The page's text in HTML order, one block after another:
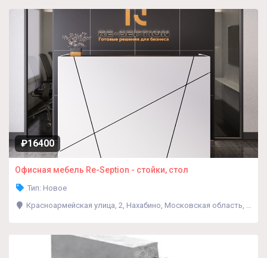
₽16400
Офисная мебель Re-Seption - стойки, стол
Тип: Новое
Красноармейская улица, 2, Нахабино, Московская область, Россия